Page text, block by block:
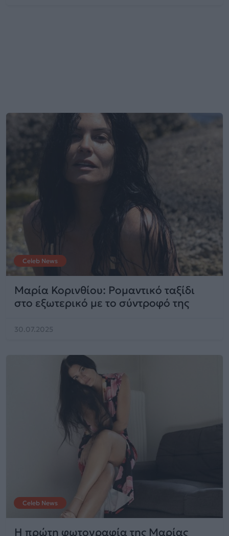
Celeb News
Μαρία Κορινθίου: Ρομαντικό ταξίδι
στο εξωτερικό με το σύντροφό της
30.07.2025
Celeb News
Η πρώτη φωτογραφία της Μαρίας